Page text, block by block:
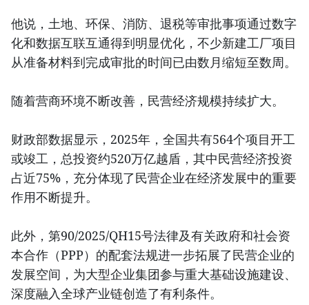
他说，土地、环保、消防、退税等审批事项通过数字
化和数据互联互通得到明显优化，不少新建工厂项目
从准备材料到完成审批的时间已由数月缩短至数周。
随着营商环境不断改善，民营经济规模持续扩大。
财政部数据显示，2025年，全国共有564个项目开工
或竣工，总投资约520万亿越盾，其中民营经济投资
占近75%，充分体现了民营企业在经济发展中的重要
作用不断提升。
此外，第90/2025/QH15号法律及有关政府和社会资
本合作（PPP）的配套法规进一步拓展了民营企业的
发展空间，为大型企业集团参与重大基础设施建设、
深度融入全球产业链创造了有利条件。